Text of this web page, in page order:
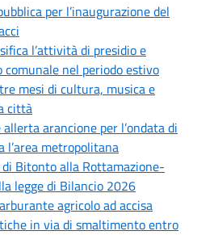
per l’inaugurazione del
l’attività di presidio e
nel periodo estivo
mesi di cultura, musica e
città
arancione per l’ondata di
metropolitana
Bitonto alla Rottamazione-
legge di Bilancio 2026
agricolo ad accisa
in via di smaltimento entro